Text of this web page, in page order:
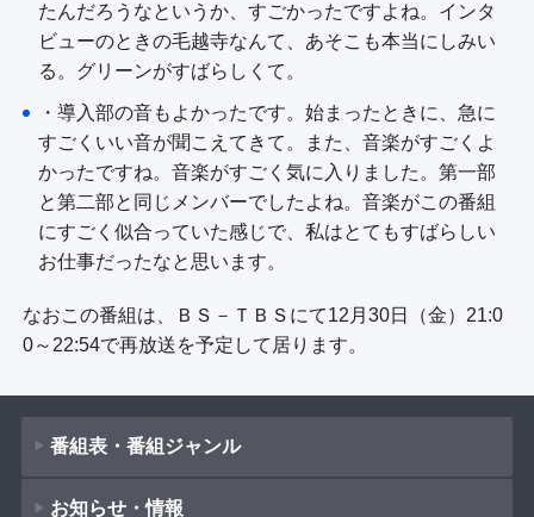
たんだろうなというか、すごかったですよね。インタ
ビューのときの毛越寺なんて、あそこも本当にしみい
る。グリーンがすばらしくて。
・導入部の音もよかったです。始まったときに、急に
すごくいい音が聞こえてきて。また、音楽がすごくよ
かったですね。音楽がすごく気に入りました。第一部
と第二部と同じメンバーでしたよね。音楽がこの番組
にすごく似合っていた感じで、私はとてもすばらしい
お仕事だったなと思います。
なおこの番組は、ＢＳ－ＴＢＳにて12月30日（金）21:0
0～22:54で再放送を予定して居ります。
番組表・番組ジャンル
番組表
お知らせ・情報